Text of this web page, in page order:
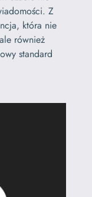
Z
która nie
również
standard